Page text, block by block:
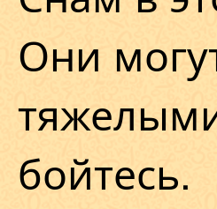
Они
бойтесь.